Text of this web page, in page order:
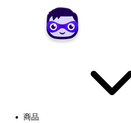
商品